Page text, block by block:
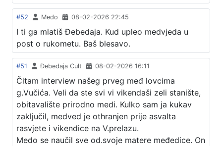
#52 Medo 08-02-2026 22:45
I ti ga mlatiš Đebedaja. Kud upleo medvjeda u
post o rukometu. Baš blesavo.
#51 Đebedaja Cult 08-02-2026 16:11
Čitam interview našeg prveg međ lovcima
g.Vučića. Veli da ste svi vi vikendaši zeli stanište,
obitavalište prirodno medi. Kulko sam ja kukav
zaključil, medved je othranjen prije asvalta
rasvjete i vikendice na V.prelazu.
Medo se naučil sve od.svoje matere međedice. On